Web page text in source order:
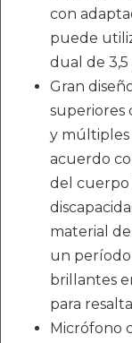
con
puede
dual de 3,5
Gran
superiores
y múltiples
acuerdo
del
material
un período
brillantes
para
Micrófono